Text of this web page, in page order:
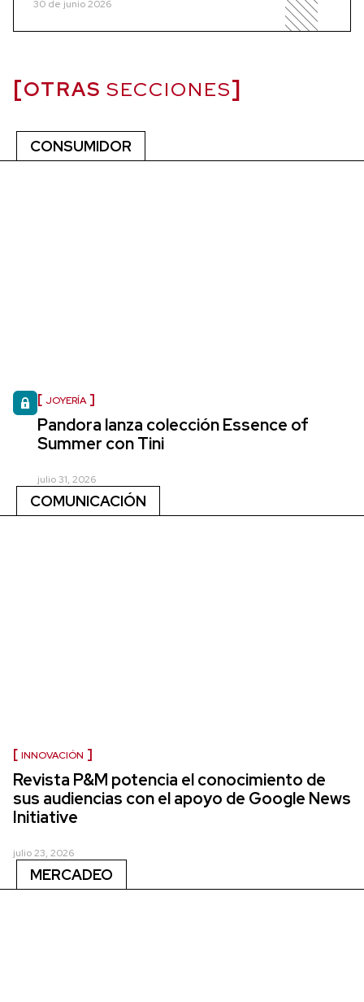
30 de junio 2026
OTRAS SECCIONES
CONSUMIDOR
JOYERÍA
Pandora lanza colección Essence of
Summer con Tini
julio 31, 2026
COMUNICACIÓN
INNOVACIÓN
Revista P&M potencia el conocimiento de
sus audiencias con el apoyo de Google News
Initiative
julio 23, 2026
MERCADEO